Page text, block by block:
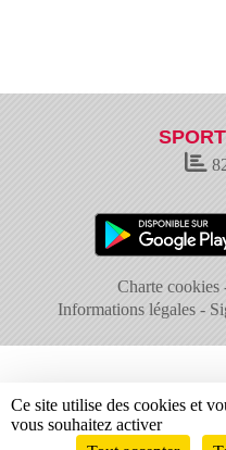
Charte cookies
Informations légales
Ce site utilise des cookies et
vous souhaitez activer